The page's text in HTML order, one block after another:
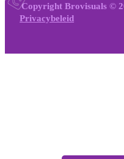
Copyright Brovisuals ©
Privacybeleid